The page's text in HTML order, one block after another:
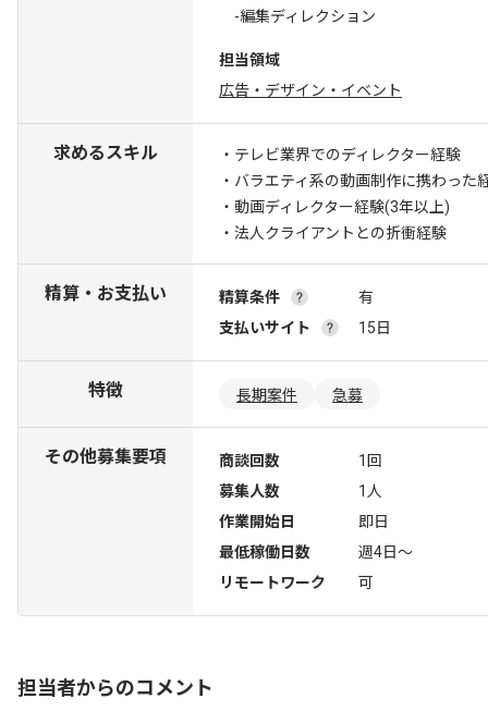
-編集ディレクション
担当領域
広告・デザイン・イベント
求めるスキル
・テレビ業界でのディレクター経験
・バラエティ系の動画制作に携わった
・動画ディレクター経験(3年以上)
・法人クライアントとの折衝経験
精算・お支払い 精算条件
有
支払いサイト
15日
特徴 長期案件 急募
その他募集要項 商談回数
1回
募集人数
1人
作業開始日
即日
最低稼働日数
週4日〜
リモートワーク
可
担当者からのコメント